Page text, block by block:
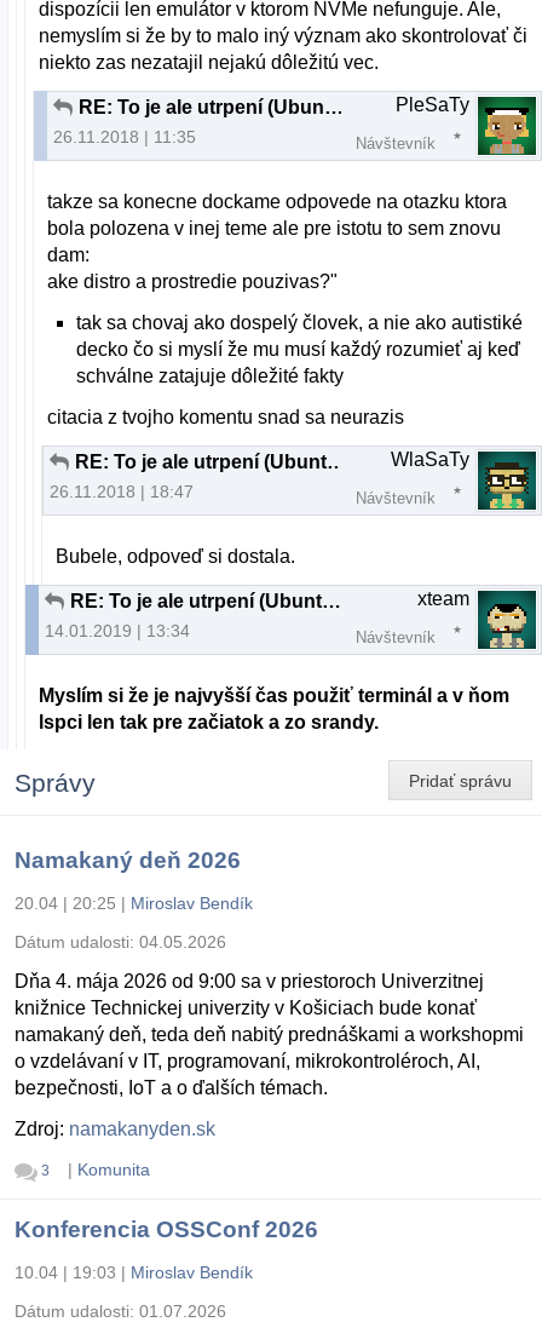
dispozícii len emulátor v ktorom NVMe nefunguje. Ale,
nemyslím si že by to malo iný význam ako skontrolovať či
niekto zas nezatajil nejakú dôležitú vec.
RE: To je ale utrpení (Ubuntu 18.04.1)
26.11.2018 | 11:35
PleSaTy
Návštevník
takze sa konecne dockame odpovede na otazku ktora
bola polozena v inej teme ale pre istotu to sem znovu
dam:
ake distro a prostredie pouzivas?"
tak sa chovaj ako dospelý človek, a nie ako autistiké
decko čo si myslí že mu musí každý rozumieť aj keď
schválne zatajuje dôležité fakty
citacia z tvojho komentu snad sa neurazis
RE: To je ale utrpení (Ubuntu 18.04.1)
26.11.2018 | 18:47
WlaSaTy
Návštevník
Bubele, odpoveď si dostala.
RE: To je ale utrpení (Ubuntu 18.04.1)
14.01.2019 | 13:34
xteam
Návštevník
Myslím si že je najvyšší čas použiť terminál a v ňom
lspci len tak pre začiatok a zo srandy.
Pridať správu
Správy
Namakaný deň 2026
20.04 | 20:25 | Miroslav Bendík
Dátum udalosti: 04.05.2026
Dňa 4. mája 2026 od 9:00 sa v priestoroch Univerzitnej
knižnice Technickej univerzity v Košiciach bude konať
namakaný deň, teda deň nabitý prednáškami a workshopmi
o vzdelávaní v IT, programovaní, mikrokontroléroch, AI,
bezpečnosti, IoT a o ďalších témach.
Zdroj: namakanyden.sk
3 | Komunita
Konferencia OSSConf 2026
10.04 | 19:03 | Miroslav Bendík
Dátum udalosti: 01.07.2026